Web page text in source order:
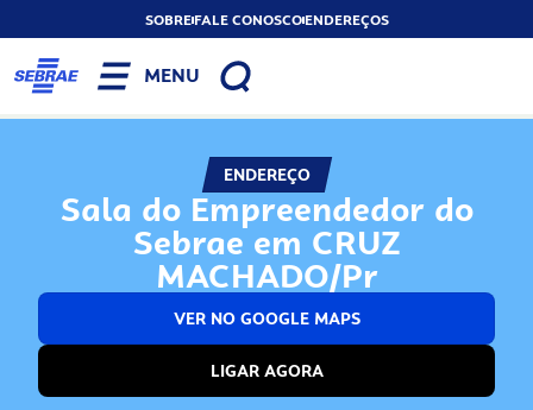
SOBREFALE CONOSCOENDEREÇOS
MENU
ENDEREÇO
Sala do Empreendedor do
Sebrae em CRUZ
MACHADO/Pr
VER NO GOOGLE MAPS
LIGAR AGORA